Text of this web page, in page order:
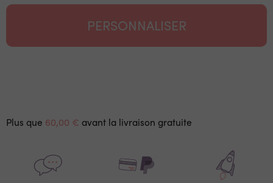
PERSONNALISER
Plus que 60,00 € avant la livraison gratuite